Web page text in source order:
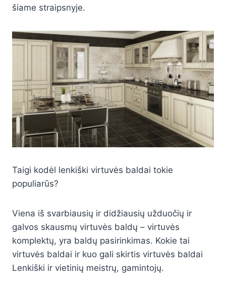
šiame straipsnyje.
Taigi kodėl lenkiški virtuvės baldai tokie
populiarūs?
Viena iš svarbiausių ir didžiausių užduočių ir
galvos skausmų virtuvės baldų – virtuvės
komplektų, yra baldų pasirinkimas. Kokie tai
virtuvės baldai ir kuo gali skirtis virtuvės baldai
Lenkiški ir vietinių meistrų, gamintojų.